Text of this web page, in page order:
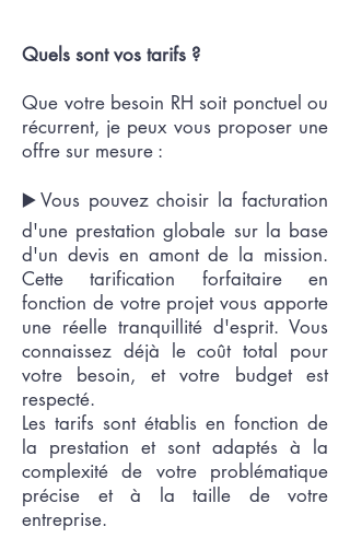
Quels sont vos tarifs ?
Que votre besoin RH soit ponctuel ou
récurrent, je peux vous proposer une
offre sur mesure :
▶️Vous pouvez choisir la facturation
d'une prestation globale sur la base
d'un devis en amont de la mission.
Cette tarification forfaitaire en
fonction de votre projet vous apporte
une réelle tranquillité d'esprit. Vous
connaissez déjà le coût total pour
votre besoin, et votre budget est
respecté.
Les tarifs sont établis en fonction de
la prestation et sont adaptés à la
complexité de votre problématique
précise et à la taille de votre
entreprise.